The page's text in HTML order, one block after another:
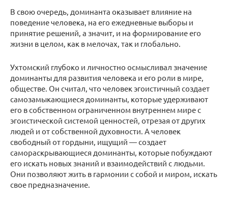
В свою очередь, доминанта оказывает влияние на
поведение человека, на его ежедневные выборы и
принятие решений, а значит, и на формирование его
жизни в целом, как в мелочах, так и глобально.
Ухтомский глубоко и личностно осмысливал значение
доминанты для развития человека и его роли в мире,
обществе. Он считал, что человек эгоистичный создает
самозамыкающиеся доминанты, которые удерживают
его в собственном ограниченном внутреннем мире с
эгоистической системой ценностей, отрезая от других
людей и от собственной духовности. А человек
свободный от гордыни, ищущий — создает
самораскрывающиеся доминанты, которые побуждают
его искать новых знаний и взаимодействий с людьми.
Они позволяют жить в гармонии с собой и миром, искать
свое предназначение.